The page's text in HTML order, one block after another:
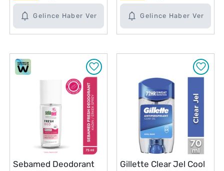
Gelince Haber Ver Gelince Haber Ver
Sebamed Deodorant
Gillette Clear Jel Cool